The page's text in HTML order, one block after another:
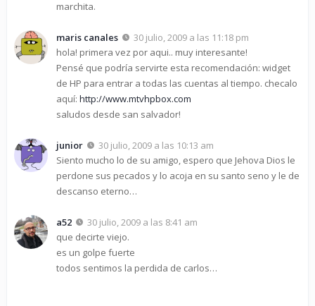
marchita.
maris canales
30 julio, 2009 a las 11:18 pm
hola! primera vez por aqui.. muy interesante!
Pensé que podría servirte esta recomendación: widget
de HP para entrar a todas las cuentas al tiempo. checalo
aquí: http://www.mtvhpbox.com
saludos desde san salvador!
junior
30 julio, 2009 a las 10:13 am
Siento mucho lo de su amigo, espero que Jehova Dios le
perdone sus pecados y lo acoja en su santo seno y le de
descanso eterno…
a52
30 julio, 2009 a las 8:41 am
que decirte viejo.
es un golpe fuerte
todos sentimos la perdida de carlos…